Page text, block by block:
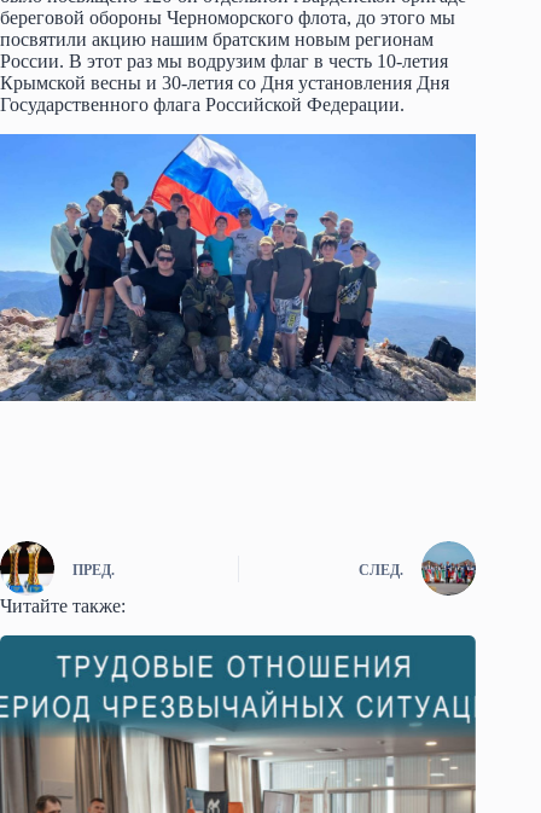
береговой обороны Черноморского флота, до этого мы
посвятили акцию нашим братским новым регионам
России. В этот раз мы водрузим флаг в честь 10-летия
Крымской весны и 30-летия со Дня установления Дня
Государственного флага Российской Федерации.
ПРЕД. СЛЕД.
Читайте также: